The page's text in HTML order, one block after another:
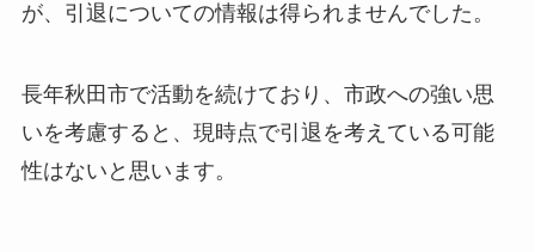
が、 引退についての情報は得られませんでした。
長年秋田市で活動を続けており、市政への強い思
いを考慮すると、現時点で引退を考えている可能
性はないと思います。